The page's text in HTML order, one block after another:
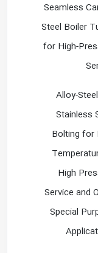
Seamless
Steel Boiler
for High-
Alloy-
Stainless
Bolting for
High
Service and
Special